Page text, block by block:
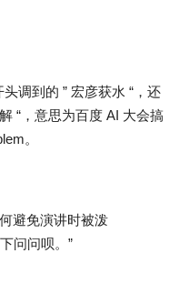
调到的 ” 宏彦获水 “，还
“，意思为百度 AI 大会搞
。
避免演讲时被泼
问问呗。”